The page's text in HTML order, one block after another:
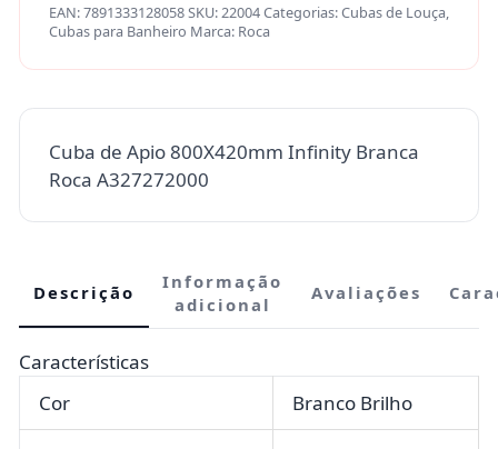
EAN:7891333128058SKU:22004Categorias:Cubas de Louça,
Cubas para Banheiro Marca: Roca
Cuba de Apio 800X420mm Infinity Branca
Roca A327272000
Descrição
Informação
adicional
Avaliações
Características
Cor
Branco Brilho